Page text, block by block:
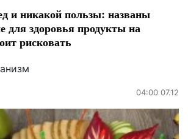
и никакой пользы: названы
для здоровья продукты на
рисковать
04:00 07.12